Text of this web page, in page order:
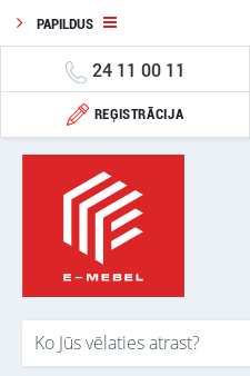
PAPILDUS
24 11 00 11
REĢISTRĀCIJA